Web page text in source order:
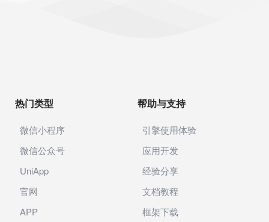
热门类型
微信小程序
微信公众号
UniApp
官网
APP
帮助与支持
引擎使用体验
应用开发
经验分享
文档教程
框架下载